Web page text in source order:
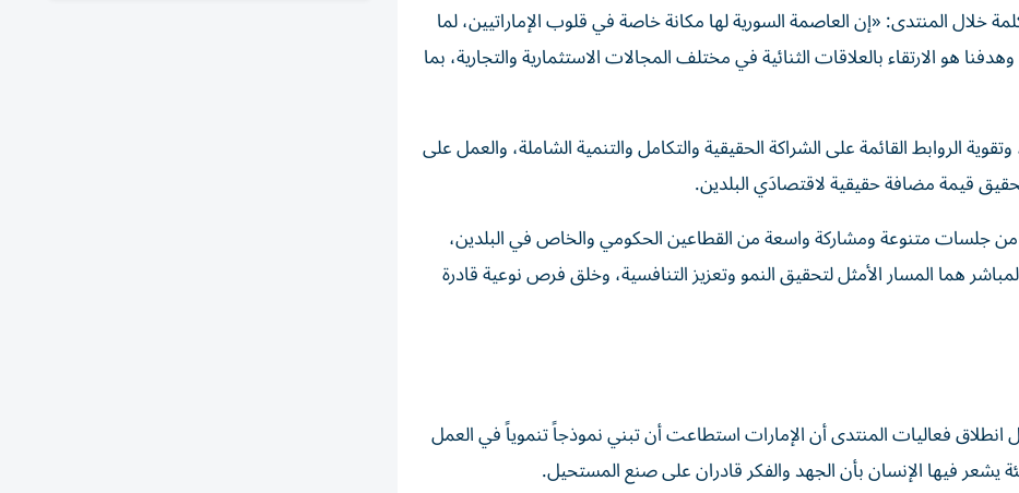
خلال المنتدى: «إن العاصمة السورية لها مكانة خاصة في قلوب الإماراتيين، لما
هو الارتقاء بالعلاقات الثنائية في مختلف المجالات الاستثمارية والتجارية، بما
الروابط القائمة على الشراكة الحقيقية والتكامل والتنمية الشاملة، والعمل على
قيمة مضافة حقيقية لاقتصادَي البلدين.
من جلسات متنوعة ومشاركة واسعة من القطاعين الحكومي والخاص في البلدين،
هما المسار الأمثل لتحقيق النمو وتعزيز التنافسية، وخلق فرص نوعية قادرة
انطلاق فعاليات المنتدى أن الإمارات استطاعت أن تبني نموذجاً تنموياً في العمل
يشعر فيها الإنسان بأن الجهد والفكر قادران على صنع المستحيل.